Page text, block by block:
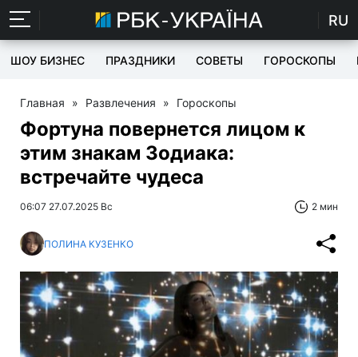
RU
ШОУ БИЗНЕС ПРАЗДНИКИ СОВЕТЫ ГОРОСКОПЫ
Главная » Развлечения » Гороскопы
Фортуна повернется лицом к
этим знакам Зодиака:
встречайте чудеса
06:07 27.07.2025 Вс 2 мин
ПОЛИНА КУЗЕНКО